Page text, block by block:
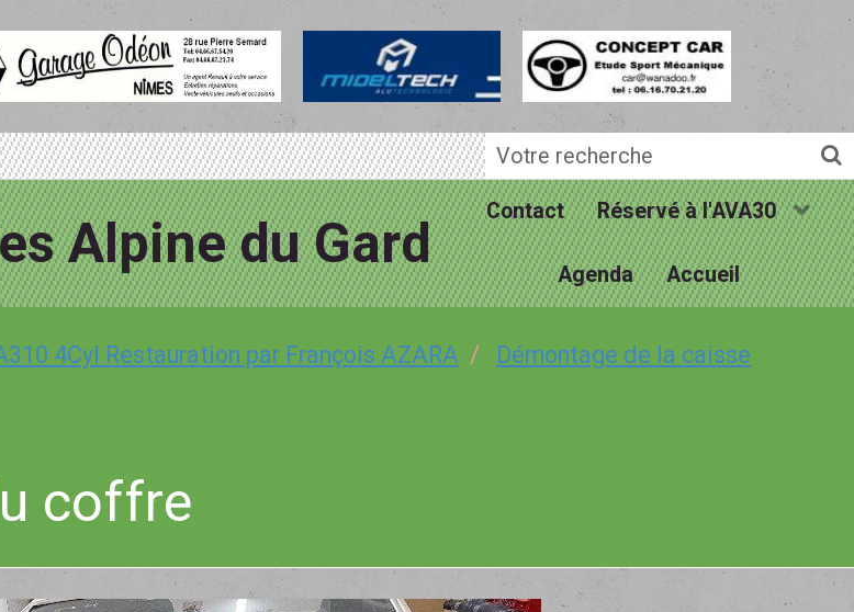
Alpine du Gard Contact Réservé à l'AVA30
Agenda Accueil
4Cyl Restauration par François AZARA
Démontage de la caisse
coffre